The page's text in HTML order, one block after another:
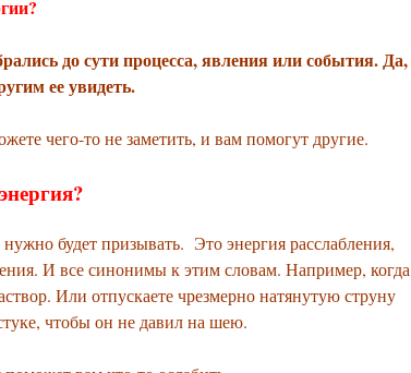
до сути процесса, явления или события. Да,
ее увидеть.
чего-то не заметить, и вам помогут другие.
будет призывать. Это энергия расслабления,
И все синонимы к этим словам. Например, когда
Или отпускаете чрезмерно натянутую струну
чтобы он не давил на шею.